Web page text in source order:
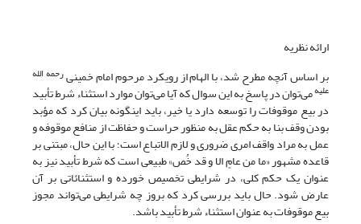
ارائه نظریه
بر اساس آنچه مطرح شد، با الهام از رویکرد مرحوم امام خمینیرحمه الله
علیهمی‌توان در پاسخ به این سوال که آیا می‌توان موارد استثناء شرط تأبید
در بیع موقوفات را توسعه دارد یا خیر، باید اینگونه بیان کرد که مؤبد
بودن وقف بنا به حکم عقل به منظور حراست و حفاظت از منافع موقوفه و
عمل به مراد واقف امری ضروری و لازم الاتباع است؛ با این حال، مبتنی بر
قاعده مشهور «ما من عامٍ الا و قد خُص» طبیعی است که شرط تأبید نیز به
عنوان یک حکم کلی، در شرایطی تخصیص خورده و استثنائاتی بر آن
عارض شود. حال باید بررسی کرد که بروز چه شرایطی می‌تواند مجوز
بیع موقوفات به عنوان استثناء شرط تأبید باشد.